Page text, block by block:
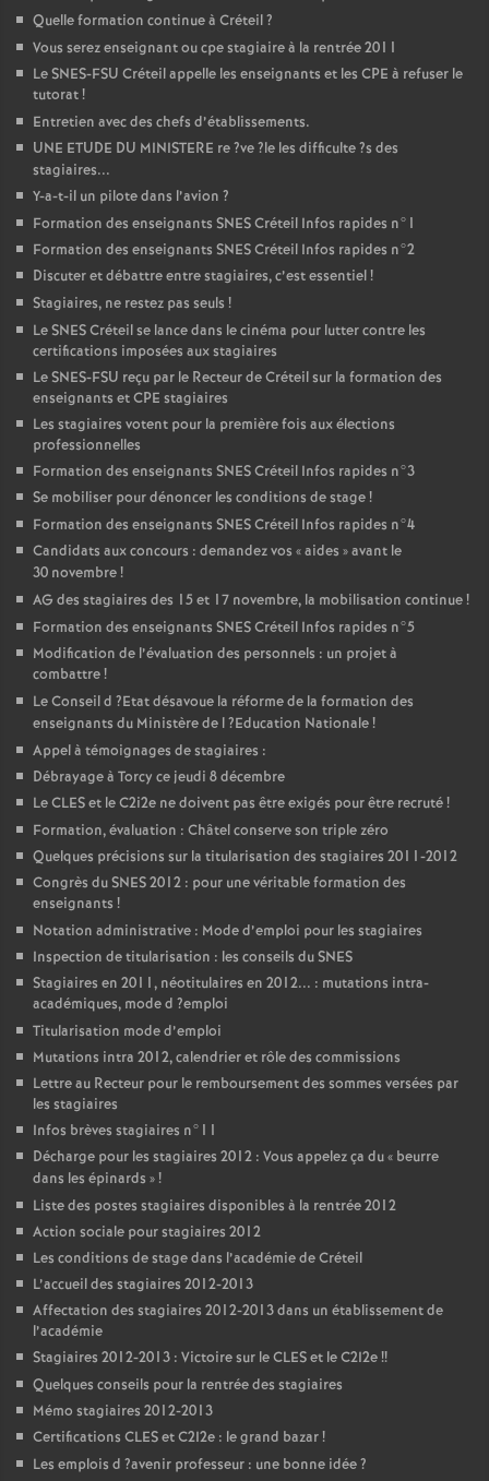
Quelle formation continue à Créteil?
Vous serez enseignant ou cpe stagiaire à la rentrée 2011
LeSNES-FSU Créteil appelle les enseignants et les CPE à refuser le
tutorat!
Entretien avec des chefs d’établissements.
UNE ETUDE DU MINISTERE re?ve?le les difficulte?s des
stagiaires...
Y-a-t-il un pilote dans l’avion ?
Formation des enseignants SNESCréteil Infos rapides n°1
Formation des enseignants SNESCréteil Infos rapides n°2
Discuter et débattre entre stagiaires, c’est essentiel!
Stagiaires, ne restez pas seuls !
LeSNESCréteil se lance dans le cinéma pour lutter contre les
certifications imposées aux stagiaires
LeSNES-FSU reçu par le Recteur de Créteil sur la formation des
enseignants etCPE stagiaires
Les stagiaires votent pour la première fois aux élections
professionnelles
Formation des enseignants SNESCréteil Infos rapides n°3
Se mobiliser pour dénoncer les conditions de stage!
Formation des enseignants SNESCréteil Infos rapides n°4
Candidats aux concours : demandez vos «aides » avant le
30 novembre!
AG des stagiaires des 15 et 17 novembre, la mobilisation continue!
Formation des enseignants SNESCréteil Infos rapides n°5
Modification de l’évaluation des personnels : un projet à
combattre!
Le Conseil d ?Etat désavoue la réforme de la formation des
enseignants du Ministère de l?Education Nationale!
Appel à témoignages de stagiaires :
Débrayage à Torcy ce jeudi 8 décembre
LeCLESet le C2i2e ne doivent pas être exigés pour être recruté!
Formation, évaluation : Châtel conserve son triple zéro
Quelques précisions sur la titularisation des stagiaires 2011-2012
Congrès duSNES2012 : pour une véritable formation des
enseignants !
Notation administrative : Mode d’emploi pour les stagiaires
Inspection de titularisation : les conseils duSNES
Stagiaires en 2011, néotitulaires en 2012... : mutations intra-
académiques, mode d ?emploi
Titularisation mode d’emploi
Mutations intra 2012, calendrier et rôle des commissions
Lettre au Recteur pour le remboursement des sommes versées par
les stagiaires
Infos brèves stagiaires n°11
Décharge pour les stagiaires 2012 : Vous appelez ça du « beurre
dans les épinards »!
Liste des postes stagiaires disponibles à la rentrée 2012
Action sociale pour stagiaires 2012
Les conditions de stage dans l’académie de Créteil
L’accueil des stagiaires 2012-2013
Affectation des stagiaires 2012-2013 dans un établissement de
l’académie
Stagiaires 2012-2013 : Victoire sur leCLESet le C2I2e!!
Quelques conseils pour la rentrée des stagiaires
Mémo stagiaires 2012-2013
Certifications CLESet C2I2e : le grand bazar!
Les emplois d ?avenir professeur : une bonne idée?